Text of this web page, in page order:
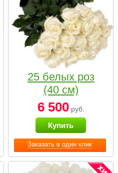
Заказать в один клик
25 белых роз
(40 см)
6 500руб.
Купить